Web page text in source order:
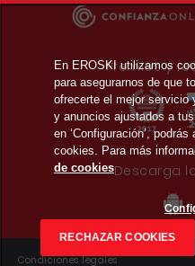
Premios y
Descarga
Condiciones legales
En EROSKI utilizamos
para asegurarnos de que
ofrecerte el mejor servicio
y anuncios ajustados a
en ‘Configuración’,
cookies. Para más
de cookies
RECHAZAR COOKIES